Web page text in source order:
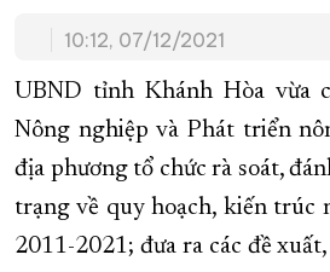
TRƯỜNG SA BIỂN ĐẢO QUÊ HƯƠNG
CHUNG TAY CẢI CÁCH HÀNH CHÍNH
XÂY DỰNG NÔNG THÔN MỚI LỊCH
TÀU - XE - MÁY BAY
KỶ NIỆM 370 NĂM XÂY DỰNG VÀ
KHOẢNH KHẮC ĐẸP XỨ TRẦM
10:12, 07/12/2021
UBND tỉnh Khánh Hòa vừa
Nông nghiệp và Phát triển
địa phương tổ chức rà soát,
trạng về quy hoạch, kiến trúc
2011-2021; đưa ra các đề